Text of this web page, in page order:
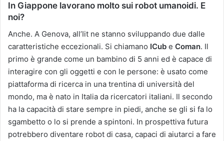
In Giappone lavorano molto sui robot umanoidi. E
noi?
Anche. A Genova, all’Iit ne stanno sviluppando due dalle
caratteristiche eccezionali. Si chiamano ICub e Coman. Il
primo è grande come un bambino di 5 anni ed è capace di
interagire con gli oggetti e con le persone: è usato come
piattaforma di ricerca in una trentina di università del
mondo, ma è nato in Italia da ricercatori italiani. Il secondo
ha la capacità di stare sempre in piedi, anche se gli si fa lo
sgambetto o lo si prende a spintoni. In prospettiva futura
potrebbero diventare robot di casa, capaci di aiutarci a fare